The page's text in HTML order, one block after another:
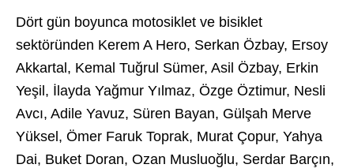
Dört gün boyunca motosiklet ve bisiklet
sektöründen Kerem A Hero, Serkan Özbay, Ersoy
Akkartal, Kemal Tuğrul Sümer, Asil Özbay, Erkin
Yeşil, İlayda Yağmur Yılmaz, Özge Öztimur, Nesli
Avcı, Adile Yavuz, Süren Bayan, Gülşah Merve
Yüksel, Ömer Faruk Toprak, Murat Çopur, Yahya
Dai, Buket Doran, Ozan Musluoğlu, Serdar Barçın,